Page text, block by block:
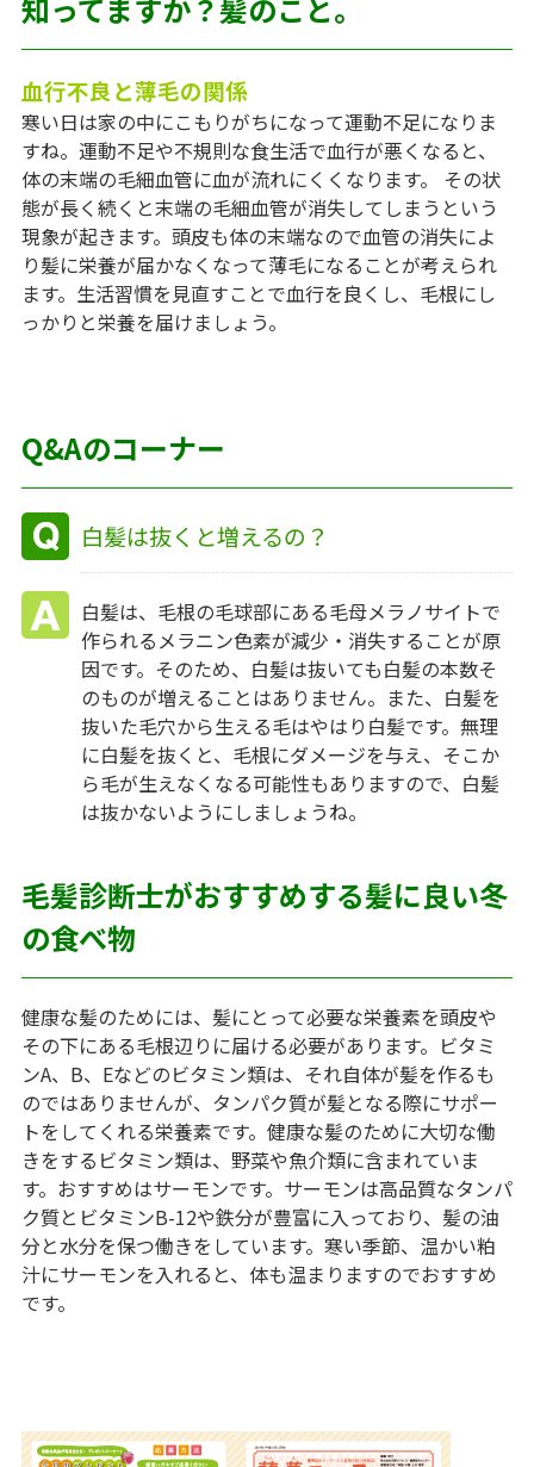
知ってますか？髪のこと。
血行不良と薄毛の関係
寒い日は家の中にこもりがちになって運動不足になりま
すね。運動不足や不規則な食生活で血行が悪くなると、
体の末端の毛細血管に血が流れにくくなります。 その状
態が長く続くと末端の毛細血管が消失してしまうという
現象が起きます。頭皮も体の末端なので血管の消失によ
り髪に栄養が届かなくなって薄毛になることが考えられ
ます。生活習慣を見直すことで血行を良くし、毛根にし
っかりと栄養を届けましょう。
Q&Aのコーナー
白髪は抜くと増えるの？
白髪は、毛根の毛球部にある毛母メラノサイトで
作られるメラニン色素が減少・消失することが原
因です。そのため、白髪は抜いても白髪の本数そ
のものが増えることはありません。また、白髪を
抜いた毛穴から生える毛はやはり白髪です。無理
に白髪を抜くと、毛根にダメージを与え、そこか
ら毛が生えなくなる可能性もありますので、白髪
は抜かないようにしましょうね。
毛髪診断士がおすすめする髪に良い冬
の食べ物
健康な髪のためには、髪にとって必要な栄養素を頭皮や
その下にある毛根辺りに届ける必要があります。ビタミ
ンA、B、Eなどのビタミン類は、それ自体が髪を作るも
のではありませんが、タンパク質が髪となる際にサポー
トをしてくれる栄養素です。健康な髪のために大切な働
きをするビタミン類は、野菜や魚介類に含まれていま
す。おすすめはサーモンです。サーモンは高品質なタンパ
ク質とビタミンB-12や鉄分が豊富に入っており、髪の油
分と水分を保つ働きをしています。寒い季節、温かい粕
汁にサーモンを入れると、体も温まりますのでおすすめ
です。